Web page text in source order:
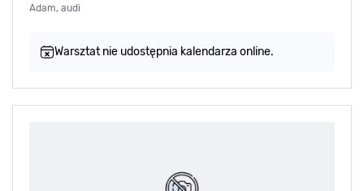
Adam, audi
Warsztat nie udostępnia kalendarza online.